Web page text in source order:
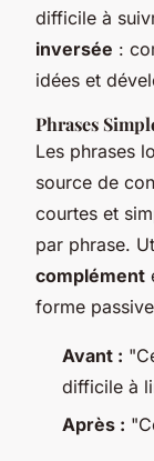
difficile à
inversée :
idées et
Phrases
Les phrases
source de
courtes et
par phrase.
complément
forme
Avant :
difficile à
Après :